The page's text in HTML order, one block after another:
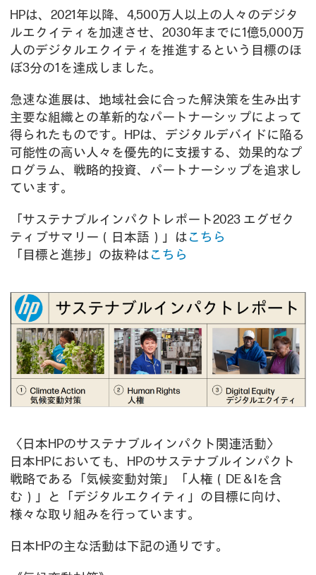
HPは、2021年以降、4,500万人以上の人々のデジタ
ルエクイティを加速させ、2030年までに1億5,000万
人のデジタルエクイティを推進するという目標のほ
ぼ3分の1を達成しました。
急速な進展は、地域社会に合った解決策を生み出す
主要な組織との革新的なパートナーシップによって
得られたものです。HPは、デジタルデバイドに陥る
可能性の高い人々を優先的に支援する、効果的なプ
ログラム、戦略的投資、パートナーシップを追求し
ています。
「サステナブルインパクトレポート2023 エグゼク
ティブサマリー（日本語）」はこちら
「目標と進捗」の抜粋はこちら
〈日本HPのサステナブルインパクト関連活動〉
日本HPにおいても、HPのサステナブルインパクト
戦略である「気候変動対策」「人権（DE＆Iを含
む）」と「デジタルエクイティ」の目標に向け、
様々な取り組みを行っています。
日本HPの主な活動は下記の通りです。